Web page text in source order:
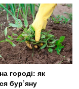
городі: як
бур’яну